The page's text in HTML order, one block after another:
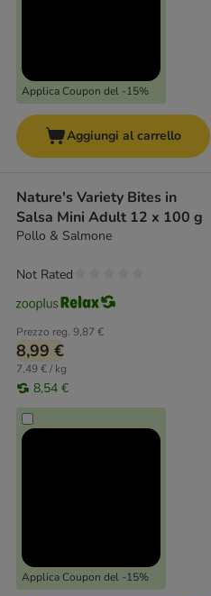
Applica Coupon del -15%
Aggiungi al carrello
Nature's Variety Bites in
Salsa Mini Adult 12 x 100 g
Pollo & Salmone
Prezzo reg. 9,87 €
8,99 €
7,49 € / kg
8,54 €
Applica Coupon del -15%
Not Rated